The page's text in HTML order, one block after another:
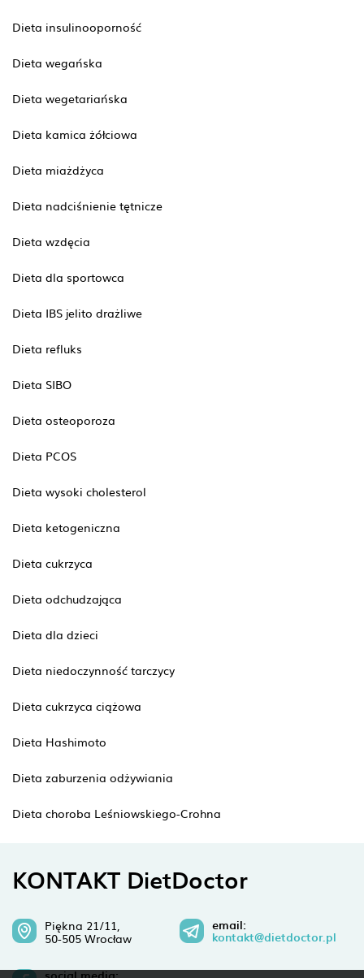
Dieta insulinooporność
Dieta wegańska
Dieta wegetariańska
Dieta kamica żółciowa
Dieta miażdżyca
Dieta nadciśnienie tętnicze
Dieta wzdęcia
Dieta dla sportowca
Dieta IBS jelito drażliwe
Dieta refluks
Dieta SIBO
Dieta osteoporoza
Dieta PCOS
Dieta wysoki cholesterol
Dieta ketogeniczna
Dieta cukrzyca
Dieta odchudzająca
Dieta dla dzieci
Dieta niedoczynność tarczycy
Dieta cukrzyca ciążowa
Dieta Hashimoto
Dieta zaburzenia odżywiania
Dieta choroba Leśniowskiego-Crohna
KONTAKT DietDoctor
Piękna 21/11,
50-505 Wrocław
email:
kontakt@dietdoctor.pl